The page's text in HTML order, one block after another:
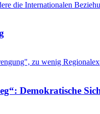
die Internationalen
zu wenig
Demokratische